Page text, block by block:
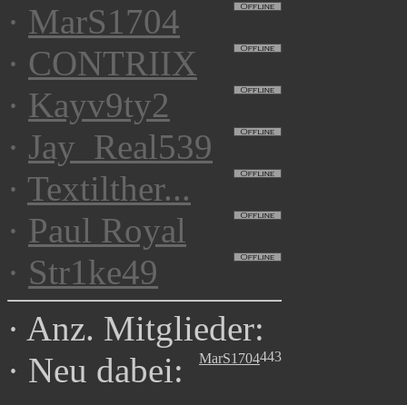
· MarS1704
· CONTRIIX
· Kayv9ty2
· Jay_Real539
· Textilther...
· Paul Royal
· Str1ke49
· Anz. Mitglieder:
443
· Neu dabei: MarS1704